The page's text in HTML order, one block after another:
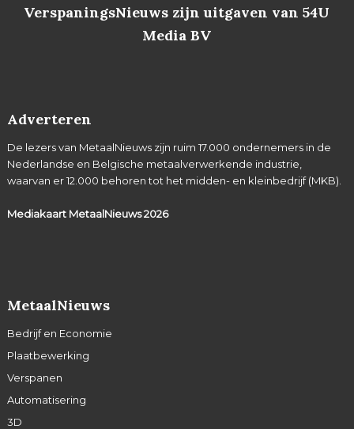
VerspaningsNieuws zijn uitgaven van 54U
Media BV
Adverteren
De lezers van MetaalNieuws zijn ruim 17.000 ondernemers in de
Nederlandse en Belgische metaalverwerkende industrie,
waarvan er 12.000 behoren tot het midden- en kleinbedrijf (MKB).
Mediakaart MetaalNieuws2026
MetaalNieuws
Bedrijf en Economie
Plaatbewerking
Verspanen
Automatisering
3D